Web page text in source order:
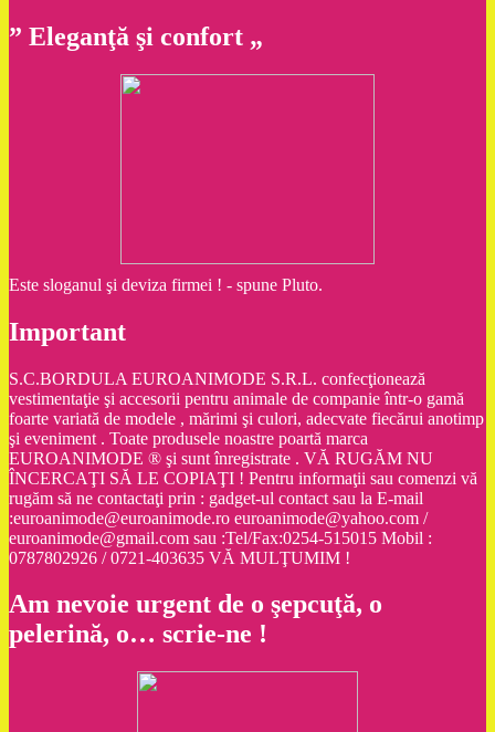
” Eleganţă şi confort „
Este sloganul şi deviza firmei ! - spune Pluto.
Important
S.C.BORDULA EUROANIMODE S.R.L. confecţionează
vestimentaţie şi accesorii pentru animale de companie într-o gamă
foarte variată de modele , mărimi şi culori, adecvate fiecărui anotimp
şi eveniment . Toate produsele noastre poartă marca
EUROANIMODE ® şi sunt înregistrate . VĂ RUGĂM NU
ÎNCERCAŢI SĂ LE COPIAŢI ! Pentru informaţii sau comenzi vă
rugăm să ne contactaţi prin : gadget-ul contact sau la E-mail
:euroanimode@euroanimode.ro euroanimode@yahoo.com /
euroanimode@gmail.com sau :Tel/Fax:0254-515015 Mobil :
0787802926 / 0721-403635 VĂ MULŢUMIM !
Am nevoie urgent de o şepcuţă, o
pelerină, o… scrie-ne !